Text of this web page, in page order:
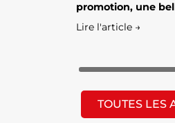
promotion, une
Lire l'article →
TOUTES LES